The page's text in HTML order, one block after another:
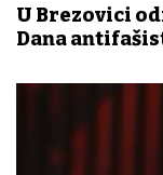
U Brezovici
Dana